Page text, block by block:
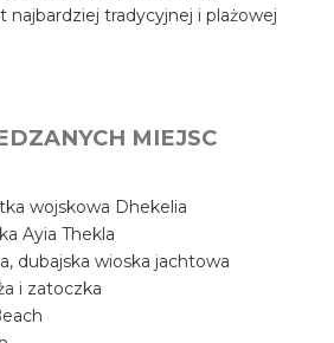
najbardziej tradycyjnej i plażowej
MIEJSC
wojskowa Dhekelia
Ayia Thekla
dubajska wioska jachtowa
i zatoczka